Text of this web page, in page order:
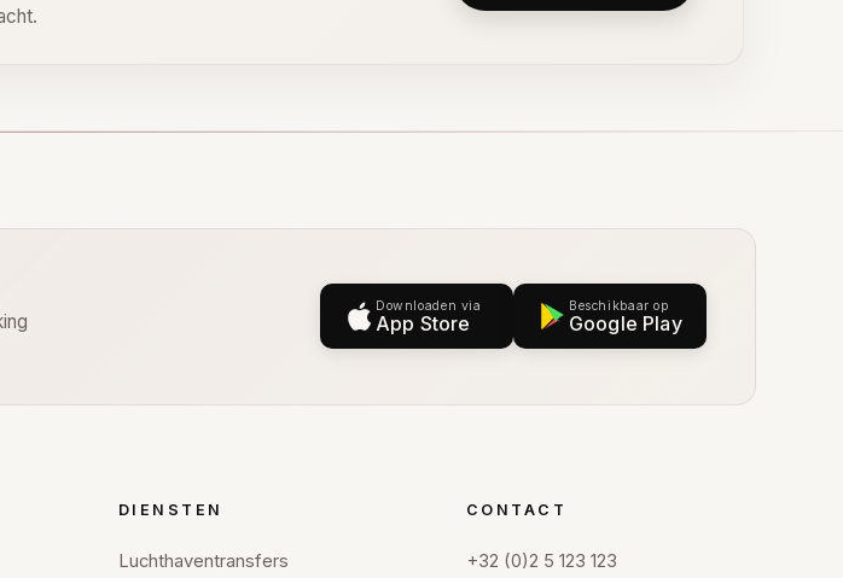
Downloaden via
App Store
Beschikbaar op
Google Play
DIENSTEN
Luchthaventransfers
CONTACT
+32 (0)2 5 123 123